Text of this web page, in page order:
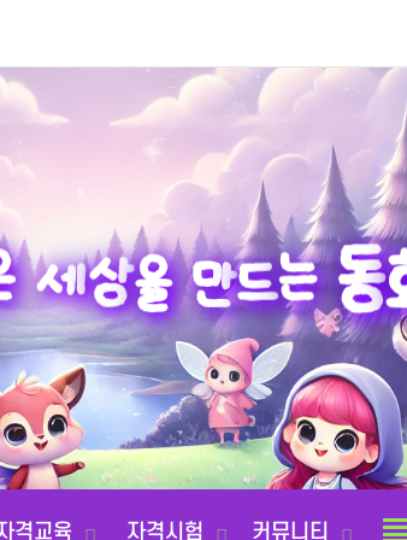
세상을 만드는 동
격교육 자격시험 커뮤니티